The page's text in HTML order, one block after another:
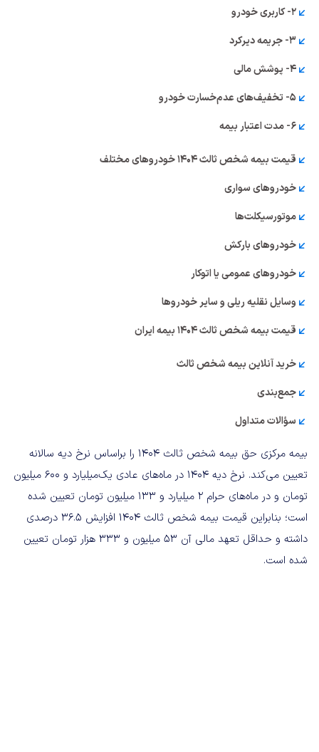
۲- کاربری خودرو
۳- جریمه دیرکرد
۴- پوشش مالی
۵- تخفیف‌های عدم‌خسارت خودرو
۶- مدت اعتبار بیمه
قیمت بیمه شخص ثالث ۱۴۰۴ خودروهای مختلف
خودروهای سواری
موتورسیکلت‌ها
خودروهای بارکش
خودروهای عمومی یا اتوکار
وسایل نقلیه ریلی و سایر خودروها
قیمت بیمه شخص ثالث ۱۴۰۴ بیمه ایران
خرید آنلاین بیمه شخص ثالث
جمع‌بندی
سؤالات متداول
بیمه مرکزی حق بیمه شخص ثالث ۱۴۰۴ را براساس نرخ دیه سالانه
تعیین می‌کند. نرخ دیه ۱۴۰۴ در ماه‌های عادی یک‌میلیارد و ۶۰۰ میلیون
تومان و در ماه‌های حرام ۲ میلیارد و ۱۳۳ میلیون تومان تعیین شده
است؛ بنابراین قیمت بیمه شخص ثالث ۱۴۰۴ افزایش ۳۶.۵ درصدی
داشته و حداقل تعهد مالی آن ۵۳ میلیون و ۳۳۳ هزار تومان تعیین
شده است.